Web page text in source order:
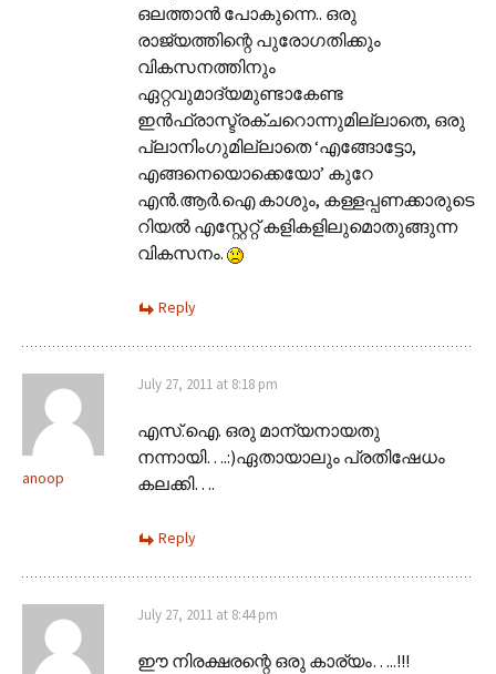
ഒലത്താൻ പോകുന്നെ.. ഒരു
രാജ്യത്തിന്റെ പുരോഗതിക്കും
വികസനത്തിനും
ഏറ്റവുമാദ്യമുണ്ടാകേണ്ട
ഇൻഫ്രാസ്ട്രക്ചറൊന്നുമില്ലാതെ, ഒരു
പ്ലാനിംഗുമില്ലാതെ ‘എങ്ങോട്ടോ,
എങ്ങനെയൊക്കെയോ’ കുറേ
എൻ.ആർ.ഐ കാശും, കള്ളപ്പണക്കാരുടെ
റിയൽ എസ്റ്റേറ്റ് കളികളിലുമൊതുങ്ങുന്ന
വികസനം.
Reply
anoop
July 27, 2011 at 8:18 pm
എസ്.ഐ. ഒരു മാന്യനായതു
നന്നായി….:)ഏതായാലും പ്രതിഷേധം
കലക്കി….
Reply
July 27, 2011 at 8:44 pm
ഈ നിരക്ഷരന്റെ ഒരു കാര്യം…..!!!